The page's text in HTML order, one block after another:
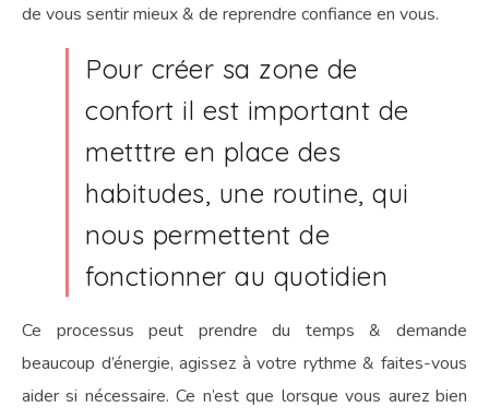
de vous sentir mieux & de reprendre confiance en vous.
Pour créer sa zone de
confort il est important de
metttre en place des
habitudes, une routine, qui
nous permettent de
fonctionner au quotidien
Ce processus peut prendre du temps & demande
beaucoup d’énergie, agissez à votre rythme & faites-vous
aider si nécessaire. Ce n’est que lorsque vous aurez bien